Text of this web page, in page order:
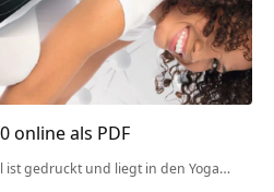
online als PDF
ist gedruckt und liegt in den Yoga…